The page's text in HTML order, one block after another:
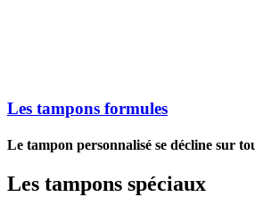
Les tampons formules
Le tampon personnalisé se décline sur
Les tampons spéciaux